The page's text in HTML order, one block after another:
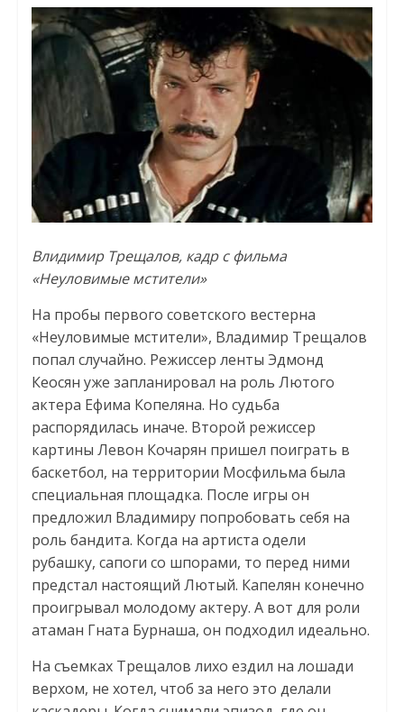
Влидимир Трещалов, кадр с фильма
«Неуловимые мстители»
На пробы первого советского вестерна
«Неуловимые мстители», Владимир Трещалов
попал случайно. Режиссер ленты Эдмонд
Кеосян уже запланировал на роль Лютого
актера Ефима Копеляна. Но судьба
распорядилась иначе. Второй режиссер
картины Левон Кочарян пришел поиграть в
баскетбол, на территории Мосфильма была
специальная площадка. После игры он
предложил Владимиру попробовать себя на
роль бандита. Когда на артиста одели
рубашку, сапоги со шпорами, то перед ними
предстал настоящий Лютый. Капелян конечно
проигрывал молодому актеру. А вот для роли
атаман Гната Бурнаша, он подходил идеально.
На съемках Трещалов лихо ездил на лошади
верхом, не хотел, чтоб за него это делали